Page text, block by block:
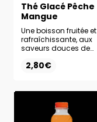
Thé Glacé Pêche
Mangue
Une boisson fruitée et
rafraîchissante, aux
saveurs douces de
2,80€